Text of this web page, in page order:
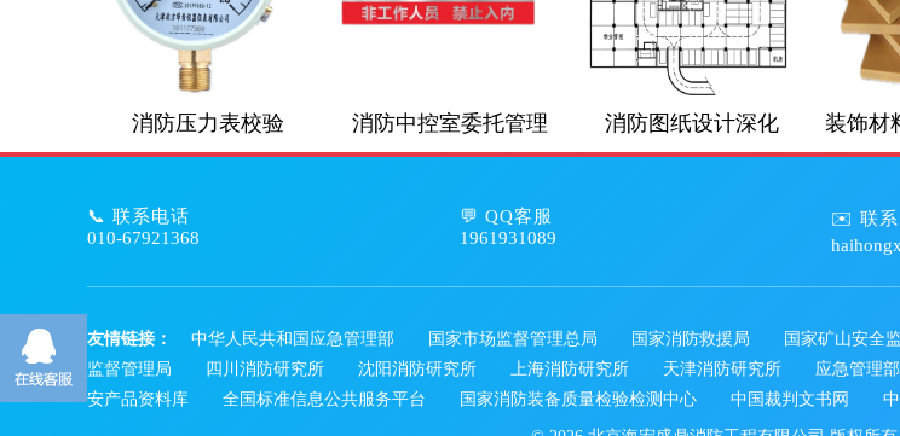
消防压力表校验 消防中控室委托管理 消防图纸设计深化 装饰材
📞 联系电话
010-67921368
💬 QQ客服
1961931089
✉️ 联系
友情链接： 中华人民共和国应急管理部 国家市场监督管理总局 国家消防救援局 国家矿山安全
监督管理局
四川消防研究所 沈阳消防研究所 上海消防研究所 天津消防研究所 应急管理
安产品资料库
全国标准信息公共服务平台 国家消防装备质量检验检测中心 中国裁判文书网